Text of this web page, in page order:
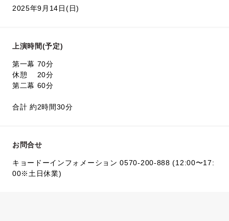
2025年9月14日(日)
上演時間(予定)
第一幕 70分
休憩 20分
第二幕 60分
合計 約2時間30分
お問合せ
キョードーインフォメーション 0570-200-888 (12:00〜17:
00※土日休業)